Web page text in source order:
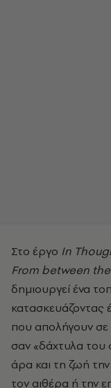
Στο έργο In
From between the
δημιουργεί ένα
κατασκευάζοντας
που απολήγουν σε
σαν «δάχτυλα
άρα και τη ζωή την
τον αιθέρα ή την